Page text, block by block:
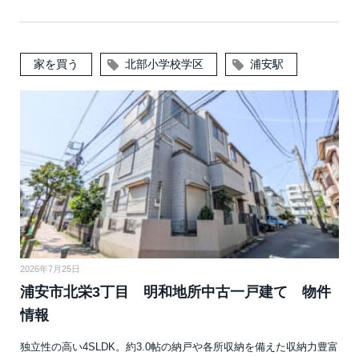
家を買う 北部小学校学区 浦安駅
2026年7月25日
浦安市北栄3丁目 明和地所中古一戸建て 物件
情報
独立性の高い4SLDK。約3.0帖の納戸や各所収納を備えた収納力豊富